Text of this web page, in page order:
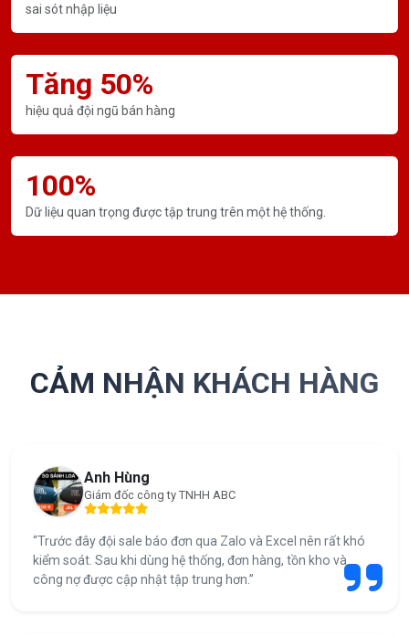
sai sót nhập liệu
Tăng 50%
hiệu quả đội ngũ bán hàng
100%
Dữ liệu quan trọng được tập trung trên một hệ thống.
CẢM NHẬN KHÁCH HÀNG
Anh Hùng
Giám đốc công ty TNHH ABC
“Trước đây đội sale báo đơn qua Zalo và Excel nên rất khó
kiểm soát. Sau khi dùng hệ thống, đơn hàng, tồn kho và
công nợ được cập nhật tập trung hơn.”